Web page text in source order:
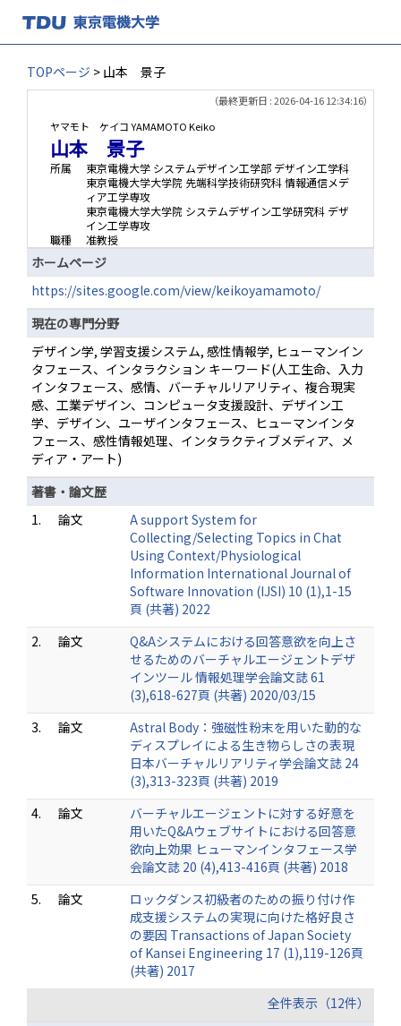
TOPページ > 山本 景子
（最終更新日 : 2026-04-16 12:34:16）
ヤマモト ケイコ YAMAMOTO Keiko
山本 景子
所属
東京電機大学 システムデザイン工学部 デザイン工学科
東京電機大学大学院 先端科学技術研究科 情報通信メデ
ィア工学専攻
東京電機大学大学院 システムデザイン工学研究科 デザ
イン工学専攻
職種
准教授
ホームページ
https://sites.google.com/view/keikoyamamoto/
現在の専門分野
デザイン学, 学習支援システム, 感性情報学, ヒューマンイン
タフェース、インタラクション キーワード(人工生命、入力
インタフェース、感情、バーチャルリアリティ、複合現実
感、工業デザイン、コンピュータ支援設計、デザイン工
学、デザイン、ユーザインタフェース、ヒューマンインタ
フェース、感性情報処理、インタラクティブメディア、メ
ディア・アート)
著書・論文歴
1.
論文
A support System for
Collecting/Selecting Topics in Chat
Using Context/Physiological
Information International Journal of
Software Innovation (IJSI) 10 (1),1-15
頁 (共著) 2022
2.
論文
Q&Aシステムにおける回答意欲を向上さ
せるためのバーチャルエージェントデザ
インツール 情報処理学会論文誌 61
(3),618-627頁 (共著) 2020/03/15
3.
論文
Astral Body：強磁性粉末を用いた動的な
ディスプレイによる生き物らしさの表現
日本バーチャルリアリティ学会論文誌 24
(3),313-323頁 (共著) 2019
4.
論文
バーチャルエージェントに対する好意を
用いたQ&Aウェブサイトにおける回答意
欲向上効果 ヒューマンインタフェース学
会論文誌 20 (4),413-416頁 (共著) 2018
5.
論文
ロックダンス初級者のための振り付け作
成支援システムの実現に向けた格好良さ
の要因 Transactions of Japan Society
of Kansei Engineering 17 (1),119-126頁
(共著) 2017
全件表示（12件）